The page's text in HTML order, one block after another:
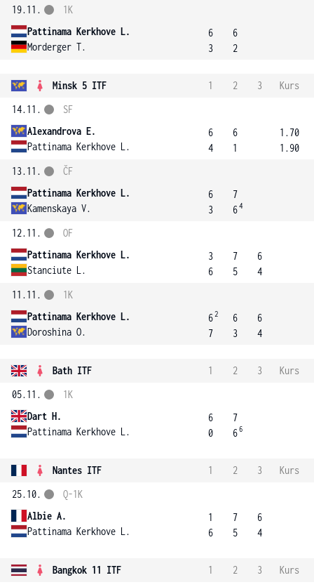
19.11.
Pattinama Kerkhove L.
Morderger T.
1K
6
3
6
2
Minsk 5 ITF 1 2 3
Kurs
14.11.
Alexandrova E.
Pattinama Kerkhove L.
SF
6
4
6
1
1.70
1.90
13.11.
Pattinama Kerkhove L.
Kamenskaya V.
ČF
6
3
7
64
12.11.
Pattinama Kerkhove L.
Stanciute L.
OF
3
6
7
5
6
4
11.11.
Pattinama Kerkhove L.
Doroshina O.
1K
62
7
6
3
6
4
Bath ITF 1 2 3
Kurs
05.11.
Dart H.
Pattinama Kerkhove L.
1K
6
0
7
66
Nantes ITF 1 2 3
Kurs
25.10.
Albie A.
Pattinama Kerkhove L.
Q-1K
1
6
7
5
6
4
Bangkok 11 ITF 1 2 3
Kurs